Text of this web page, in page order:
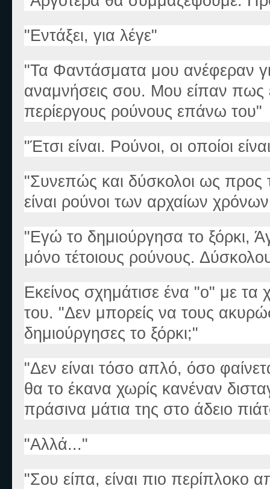
"Εντάξει, για λέγε"
"Τα Φαντάσματα μου ανέφεραν
αναμνήσεις σου. Μου είπαν πως
περίεργους ρούνους επάνω του"
"Έτσι είναι. Ρούνοι, οι οποίοι
"Συνεπώς και δύσκολοι ως προς
είναι ρούνοι των αρχαίων
"Εγώ το δημιούργησα το ξόρκι,
μόνο τέτοιους ρούνους.
Εκείνος σχημάτισε ένα "ο" με τα
του. "Δεν μπορείς να τους
δημιούργησες το ξόρκι;"
"Δεν είναι τόσο απλό, όσο
θα το έκανα χωρίς κανέναν
πράσινα μάτια της στο άδειο
"Αλλά..."
"Σου είπα, είναι πιο περίπλοκο